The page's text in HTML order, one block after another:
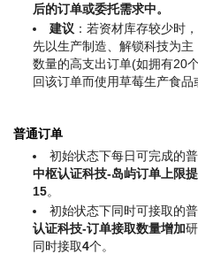
后的订单或委托需求中。
建议 ：若资材库存较少时
先以生产制造、解锁科技为
数量的高支出订单(如拥有20
回该订单而使用草莓生产食品
普通订单
初始状态下每日可完成的
中枢认证科技-岛屿订单上限
15。
初始状态下同时可接取的
认证科技-订单接取数量增加
同时接取4个。